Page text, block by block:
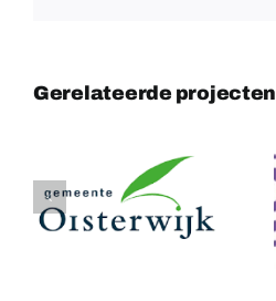
Gerelateerde projecten
2College
Durendael